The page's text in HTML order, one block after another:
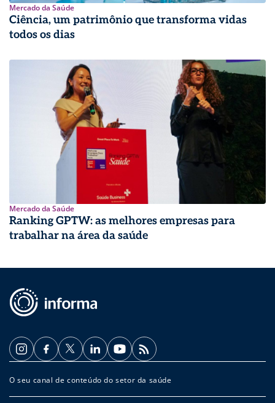
Mercado da Saúde
Ciência, um patrimônio que transforma vidas
todos os dias
Mercado da Saúde
Ranking GPTW: as melhores empresas para
trabalhar na área da saúde
O seu canal de conteúdo do setor da saúde